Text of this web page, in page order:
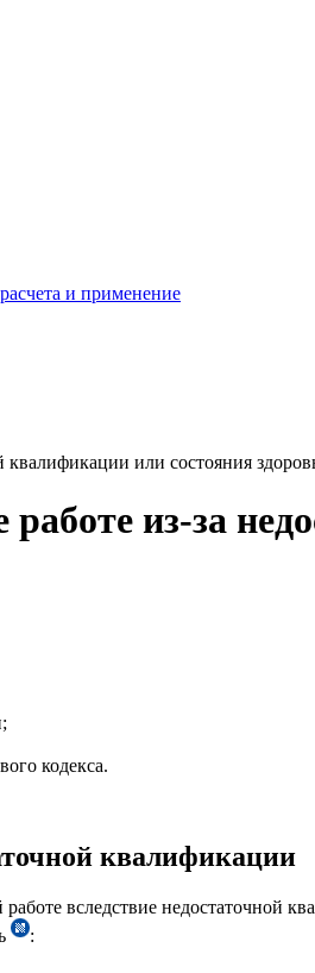
и применение
квалификации или состояния
работе из-за
кодекса.
квалификации
вследствие
: